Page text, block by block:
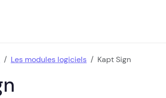
Les modules logiciels Kapt Sign